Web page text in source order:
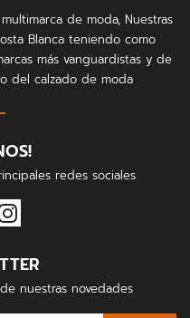
de moda, Nuestras
Blanca teniendo como
más vanguardistas y de
del calzado de moda
redes sociales
nuestras novedades